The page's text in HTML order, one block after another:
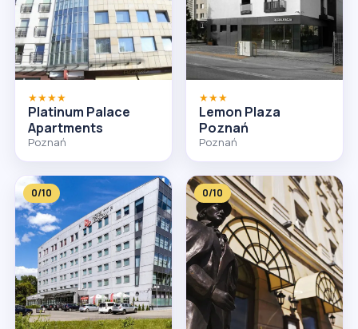
★★★★
Platinum Palace
Apartments
Poznań
★★★
Lemon Plaza
Poznań
Poznań
0/10 0/10